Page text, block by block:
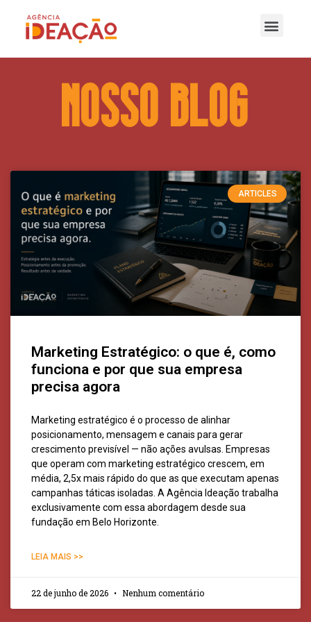
nOSSO bLOG
ARTICLES
Marketing Estratégico: o que é, como
funciona e por que sua empresa
precisa agora
Marketing estratégico é o processo de alinhar
posicionamento, mensagem e canais para gerar
crescimento previsível — não ações avulsas. Empresas
que operam com marketing estratégico crescem, em
média, 2,5x mais rápido do que as que executam apenas
campanhas táticas isoladas. A Agência Ideação trabalha
exclusivamente com essa abordagem desde sua
fundação em Belo Horizonte.
LEIA MAIS >>
22 de junho de 2026 Nenhum comentário